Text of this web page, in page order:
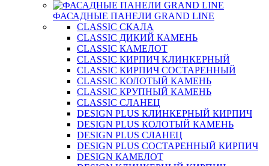
ФАСАДНЫЕ ПАНЕЛИ GRAND LINE
CLASSIC СКАЛА
CLASSIC ДИКИЙ КАМЕНЬ
CLASSIC КАМЕЛОТ
CLASSIC КИРПИЧ КЛИНКЕРНЫЙ
CLASSIC КИРПИЧ СОСТАРЕННЫЙ
CLASSIC КОЛОТЫЙ КАМЕНЬ
CLASSIC КРУПНЫЙ КАМЕНЬ
CLASSIC СЛАНЕЦ
DESIGN PLUS КЛИНКЕРНЫЙ КИРПИЧ
DESIGN PLUS КОЛОТЫЙ КАМЕНЬ
DESIGN PLUS СЛАНЕЦ
DESIGN PLUS СОСТАРЕННЫЙ КИРПИЧ
DESIGN КАМЕЛОТ